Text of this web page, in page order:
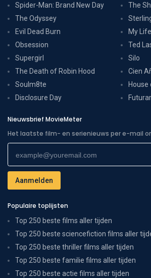
Spider-Man: Brand New Day
The Odyssey
Evil Dead Burn
Obsession
Supergirl
The Death of Robin Hood
Soulm8te
Disclosure Day
The
My
Ted
Silo
Cien
House
Nieuwsbrief MovieMeter
Het laatste film- en serienieuws per e-mail
Populaire toplijsten
Top 250 beste films aller tijden
Top 250 beste sciencefiction films aller
Top 250 beste thriller films aller tijden
Top 250 beste familie films aller tijden
Top 250 beste actie films aller tijden